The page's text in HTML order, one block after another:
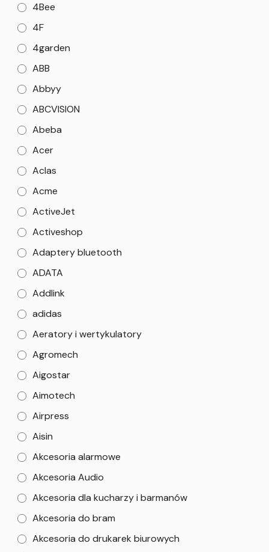
4Bee
4F
4garden
ABB
Abbyy
ABCVISION
Abeba
Acer
Aclas
Acme
ActiveJet
Activeshop
Adaptery bluetooth
ADATA
Addlink
adidas
Aeratory i wertykulatory
Agromech
Aigostar
Aimotech
Airpress
Aisin
Akcesoria alarmowe
Akcesoria Audio
Akcesoria dla kucharzy i barmanów
Akcesoria do bram
Akcesoria do drukarek biurowych